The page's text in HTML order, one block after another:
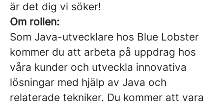
är det dig vi söker!
Om rollen:
Som Java-utvecklare hos Blue Lobster
kommer du att arbeta på uppdrag hos
våra kunder och utveckla innovativa
lösningar med hjälp av Java och
relaterade tekniker. Du kommer att vara